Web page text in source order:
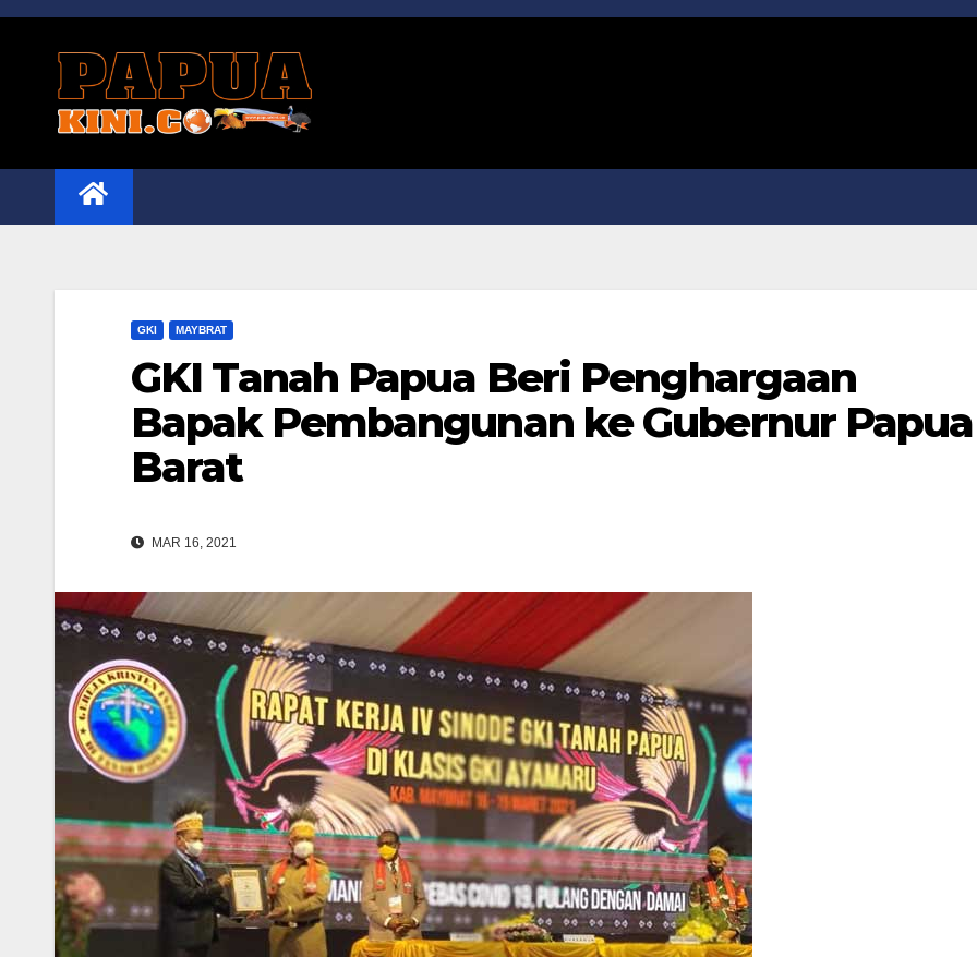
Skip
GKI MAYBRAT
GKI Tanah Papua Beri Penghargaan
Bapak Pembangunan ke Gubernur Papua
Barat
MAR 16, 2021